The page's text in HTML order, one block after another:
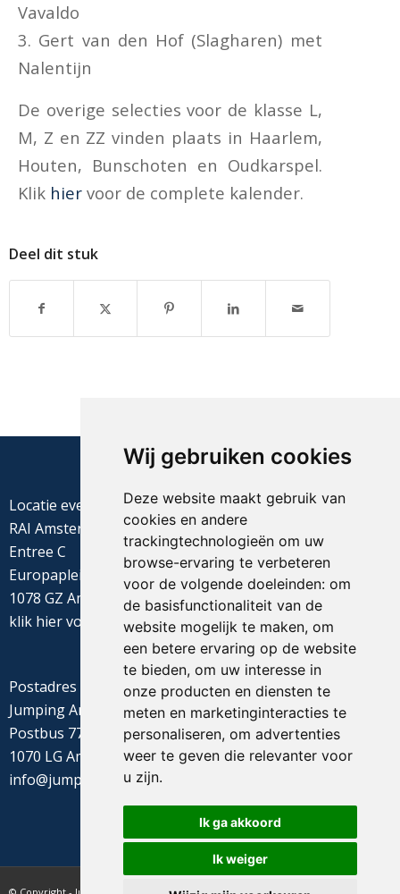
Wij gebruiken cookies
Deze website maakt gebruik van
cookies en andere
trackingtechnologieën om uw
browse-ervaring te verbeteren
voor de volgende doeleinden: om
de basisfunctionaliteit van de
website mogelijk te maken, om
een betere ervaring op de website
te bieden, om uw interesse in
onze producten en diensten te
meten en marketinginteracties te
personaliseren, om advertenties
weer te geven die relevanter voor
u zijn.
Ik ga akkoord
Ik weiger
Vavaldo
3. Gert van den Hof (Slagharen) met
Nalentijn
De overige selecties voor de klasse L,
M, Z en ZZ vinden plaats in Haarlem,
Houten, Bunschoten en Oudkarspel.
Klik hier voor de complete kalender.
Deel dit stuk
Locatie evenement
RAI Amsterdam
Entree C
Europaplein 22
1078 GZ Amsterdam
klik hiervoor de routebeschrijving
Postadres
Jumping Amsterdam
Postbus 77655
1070 LG Amsterdam
info@jumpingamsterdam.nl